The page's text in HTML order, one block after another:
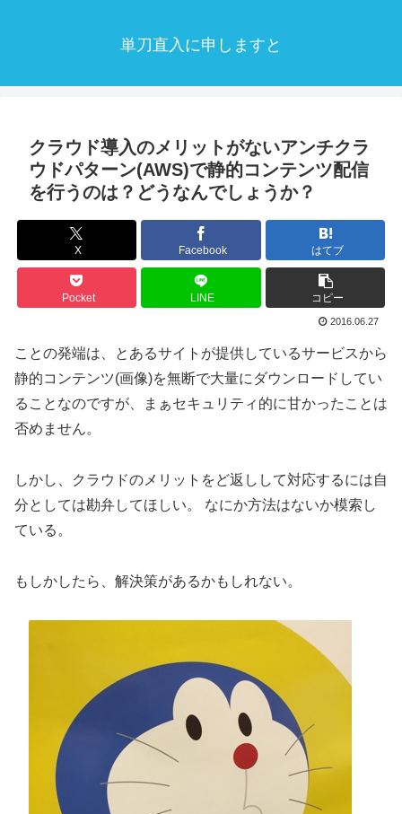
単刀直入に申しますと
クラウド導入のメリットがないアンチクラ
ウドパターン(AWS)で静的コンテンツ配信
を行うのは？どうなんでしょうか？
X Facebook はてブ
Pocket LINE コピー
2016.06.27
ことの発端は、とあるサイトが提供しているサービスから
静的コンテンツ(画像)を無断で大量にダウンロードしてい
ることなのですが、まぁセキュリティ的に甘かったことは
否めません。
しかし、クラウドのメリットをど返しして対応するには自
分としては勘弁してほしい。 なにか方法はないか模索し
ている。
もしかしたら、解決策があるかもしれない。